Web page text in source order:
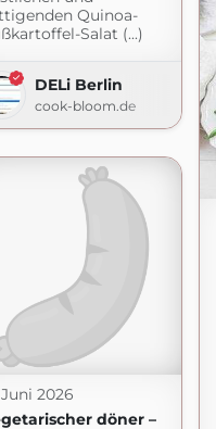
Quinoa-
Salat (...)
DELi Berlin
cook-bloom.de
Juni 2026
döner –